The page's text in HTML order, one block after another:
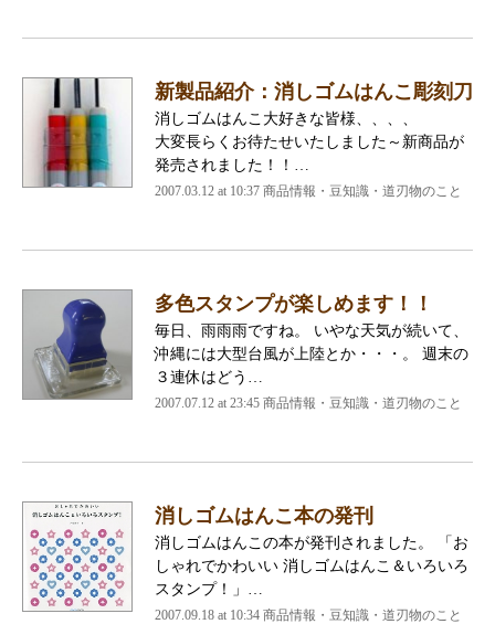
新製品紹介：消しゴムはんこ彫刻刀
消しゴムはんこ大好きな皆様、、、、
大変長らくお待たせいたしました～新商品が
発売されました！！…
2007.03.12 at 10:37 商品情報・豆知識・道刃物のこと
多色スタンプが楽しめます！！
毎日、雨雨雨ですね。 いやな天気が続いて、
沖縄には大型台風が上陸とか・・・。 週末の
３連休はどう…
2007.07.12 at 23:45 商品情報・豆知識・道刃物のこと
消しゴムはんこ本の発刊
消しゴムはんこの本が発刊されました。 「お
しゃれでかわいい 消しゴムはんこ＆いろいろ
スタンプ！」…
2007.09.18 at 10:34 商品情報・豆知識・道刃物のこと